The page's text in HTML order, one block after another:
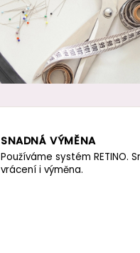
SNADNÁ VÝMĚNA
Používáme systém RETINO.
vrácení i výměna.